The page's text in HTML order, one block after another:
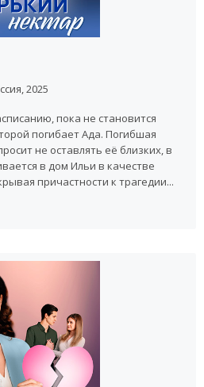
2025
пока не становится
погибает Ада. Погибшая
не оставлять её близких, в
в дом Ильи в качестве
причастности к трагедии...